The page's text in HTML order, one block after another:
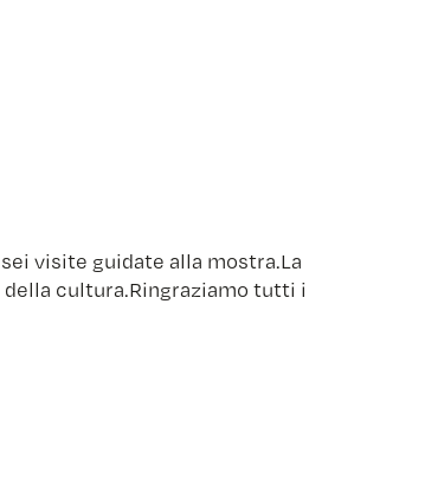
visite guidate alla mostra.La
cultura.Ringraziamo tutti i